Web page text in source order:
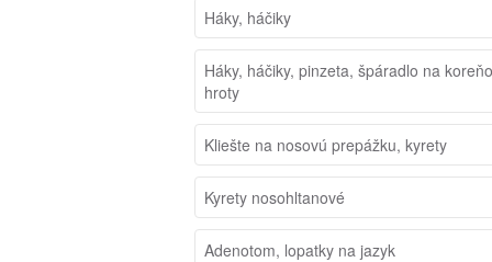
Háky, háčiky
Háky, háčiky, pinzeta, špáradlo na
hroty
Kliešte na nosovú prepážku, kyrety
Kyrety nosohltanové
Adenotom, lopatky na jazyk